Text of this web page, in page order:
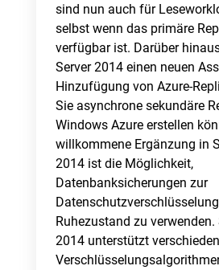
sind nun auch für
selbst wenn das primäre
verfügbar ist. Darüber
Server 2014 einen neuen
Hinzufügung von Azure-
Sie asynchrone sekundäre
Windows Azure erstellen
willkommene Ergänzung in
2014 ist die Möglichkeit,
Datenbanksicherungen zur
Ruhezustand zu verwenden.
2014 unterstützt